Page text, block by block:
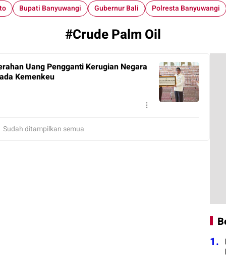
Bupati Banyuwangi Gubernur Bali Polresta Banyuwangi
#Crude Palm Oil
Uang Pengganti Kerugian Negara
Kemenkeu
Sudah ditampilkan semua
1.